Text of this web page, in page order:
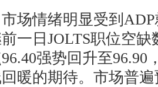
情绪明显受到ADP
一日JOLTS职位空
强势回升至96.90
暖的期待。市场普